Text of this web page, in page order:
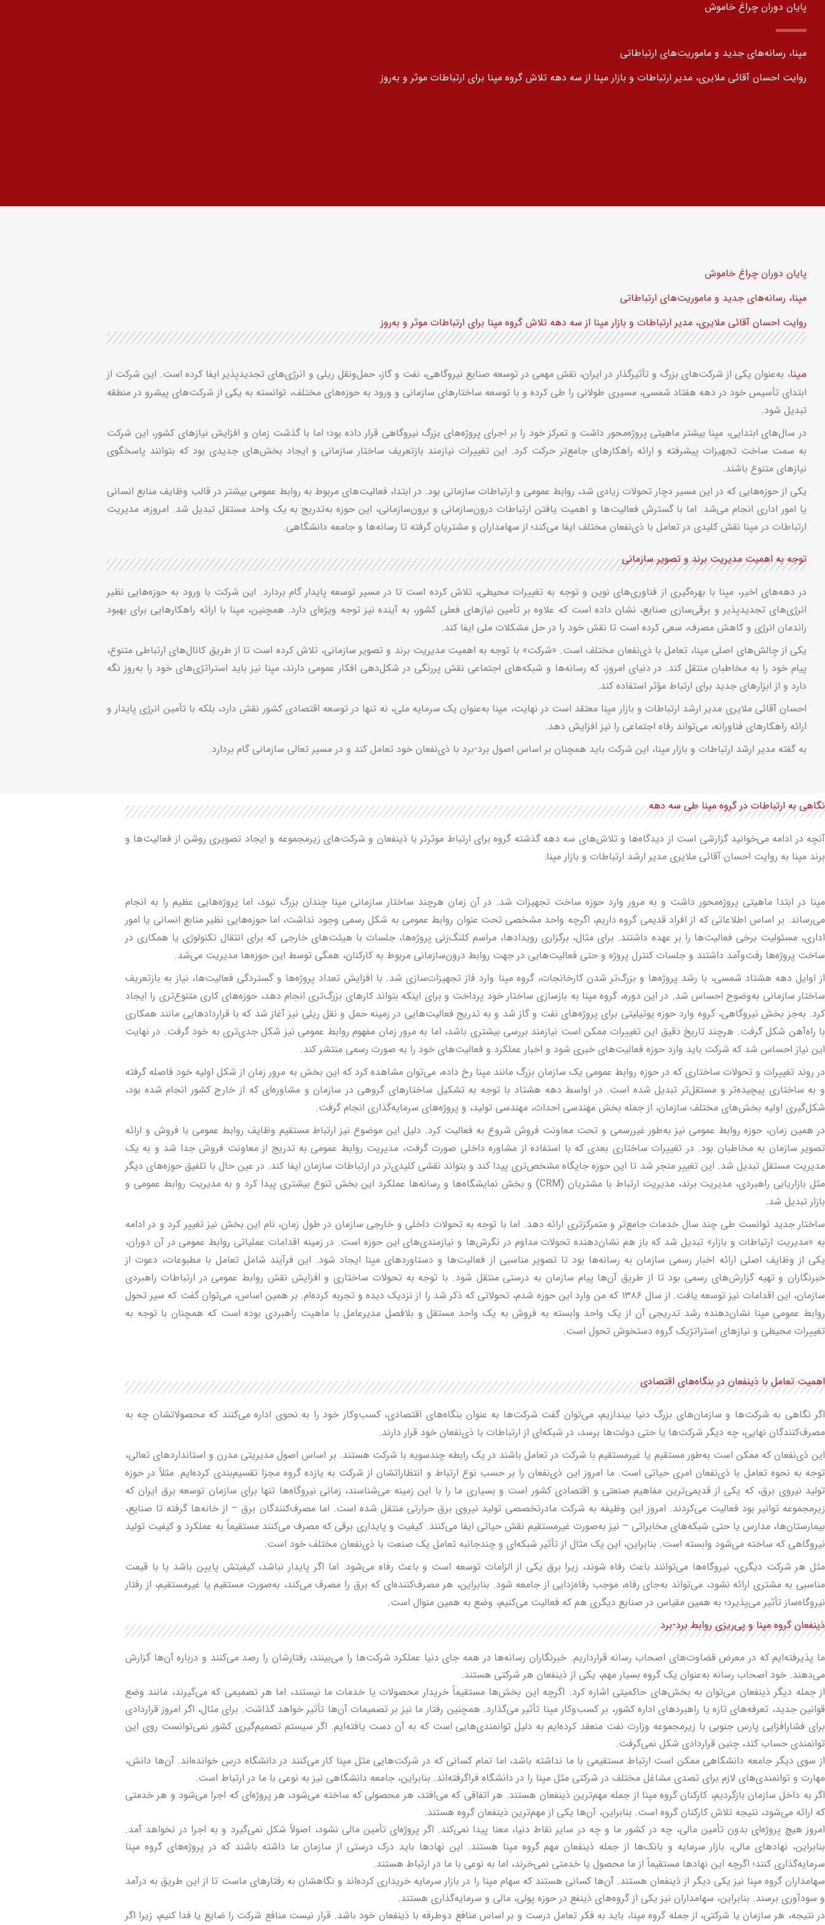
پایان دوران چراغ خاموش
مپنا، رسانه‌های جدید و ماموریت‌های ارتباطاتی
روایت احسان آقائی ملایری، مدیر ارتباطات و بازار مپنا از سه دهه تلاش گروه مپنا برای ارتباطات موثر و به‌روز
پایان دوران چراغ خاموش
مپنا، رسانه‌های جدید و ماموریت‌های ارتباطاتی
روایت احسان آقائی ملایری، مدیر ارتباطات و بازار مپنا از سه دهه تلاش گروه مپنا برای ارتباطات موثر و به‌روز
مپنا، به‌عنوان یکی از شرکت‌های بزرگ و تأثیرگذار در ایران، نقش مهمی در توسعه صنایع نیروگاهی، نفت و گاز، حمل‌ونقل ریلی و انرژی‌های تجدیدپذیر ایفا کرده است. این شرکت از
ابتدای تأسیس خود در دهه هفتاد شمسی، مسیری طولانی را طی کرده و با توسعه ساختارهای سازمانی و ورود به حوزه‌های مختلف، توانسته به یکی از شرکت‌های پیشرو در منطقه
تبدیل شود.
در سال‌های ابتدایی، مپنا بیشتر ماهیتی پروژه‌محور داشت و تمرکز خود را بر اجرای پروژه‌های بزرگ نیروگاهی قرار داده بود؛ اما با گذشت زمان و افزایش نیازهای کشور، این شرکت
به سمت ساخت تجهیزات پیشرفته و ارائه راهکارهای جامع‌تر حرکت کرد. این تغییرات نیازمند بازتعریف ساختار سازمانی و ایجاد بخش‌های جدیدی بود که بتوانند پاسخگوی
نیازهای متنوع باشند.
یکی از حوزه‌هایی که در این مسیر دچار تحولات زیادی شد، روابط عمومی و ارتباطات سازمانی بود. در ابتدا، فعالیت‌های مربوط به روابط عمومی بیشتر در قالب وظایف منابع انسانی
یا امور اداری انجام می‌شد. اما با گسترش فعالیت‌ها و اهمیت یافتن ارتباطات درون‌سازمانی و برون‌سازمانی، این حوزه به‌تدریج به یک واحد مستقل تبدیل شد. امروزه، مدیریت
ارتباطات در مپنا نقش کلیدی در تعامل با ذی‌نفعان مختلف ایفا می‌کند؛ از سهامداران و مشتریان گرفته تا رسانه‌ها و جامعه دانشگاهی.
توجه به اهمیت مدیریت برند و تصویر سازمانی
در دهه‌های اخیر، مپنا با بهره‌گیری از فناوری‌های نوین و توجه به تغییرات محیطی، تلاش کرده است تا در مسیر توسعه پایدار گام بردارد. این شرکت با ورود به حوزه‌هایی نظیر
انرژی‌های تجدیدپذیر و برقی‌سازی صنایع، نشان داده است که علاوه بر تأمین نیازهای فعلی کشور، به آینده نیز توجه ویژه‌ای دارد. همچنین، مپنا با ارائه راهکارهایی برای بهبود
راندمان انرژی و کاهش مصرف، سعی کرده است تا نقش خود را در حل مشکلات ملی ایفا کند.
یکی از چالش‌های اصلی مپنا، تعامل با ذی‌نفعان مختلف است. «شرکت» با توجه به اهمیت مدیریت برند و تصویر سازمانی، تلاش کرده است تا از طریق کانال‌های ارتباطی متنوع،
پیام خود را به مخاطبان منتقل کند. در دنیای امروز، که رسانه‌ها و شبکه‌های اجتماعی نقش پررنگی در شکل‌دهی افکار عمومی دارند، مپنا نیز باید استراتژی‌های خود را به‌روز نگه
دارد و از ابزارهای جدید برای ارتباط مؤثر استفاده کند.
احسان آقائی ملایری مدیر ارشد ارتباطات و بازار مپنا معتقد است در نهایت، مپنا به‌عنوان یک سرمایه ملی، نه تنها در توسعه اقتصادی کشور نقش دارد، بلکه با تأمین انرژی پایدار و
ارائه راهکارهای فناورانه، می‌تواند رفاه اجتماعی را نیز افزایش دهد.
به گفته مدیر ارشد ارتباطات و بازار مپنا، این شرکت باید همچنان بر اساس اصول برد-برد با ذی‌نفعان خود تعامل کند و در مسیر تعالی سازمانی گام بردارد.
نگاهی به ارتباطات در گروه مپنا طی سه دهه
آنچه در ادامه می‌خوانید گزارشی است از دیدگاه‌ها و تلاش‌های سه دهه گذشته گروه برای ارتباط موثرتر با ذینفعان و شرکت‌های زیرمجموعه و ایجاد تصویری روشن از فعالیت‌ها و
برند مپنا به روایت احسان آقائی ملایری مدیر ارشد ارتباطات و بازار مپنا:
مپنا در ابتدا ماهیتی پروژه‌محور داشت و به مرور وارد حوزه ساخت تجهیزات شد. در آن زمان هرچند ساختار سازمانی مپنا چندان بزرگ نبود، اما پروژه‌هایی عظیم را به انجام
می‌رساند. بر اساس اطلاعاتی که از افراد قدیمی گروه داریم، اگرچه واحد مشخصی تحت عنوان روابط عمومی به شکل رسمی وجود نداشت، اما حوزه‌هایی نظیر منابع انسانی یا امور
اداری، مسئولیت برخی فعالیت‌ها را بر عهده داشتند. برای مثال، برگزاری رویدادها، مراسم کلنگ‌زنی پروژه‌ها، جلسات با هیئت‌های خارجی که برای انتقال تکنولوژی یا همکاری در
ساخت پروژه‌ها رفت‌وآمد داشتند و جلسات کنترل پروژه و حتی فعالیت‌هایی در جهت روابط درون‌سازمانی مربوط به کارکنان، همگی توسط این حوزه‌ها مدیریت می‌شد.
از اوایل دهه هشتاد شمسی، با رشد پروژه‌ها و بزرگ‌تر شدن کارخانجات، گروه مپنا وارد فاز تجهیزات‌سازی شد. با افزایش تعداد پروژه‌ها و گستردگی فعالیت‌ها، نیاز به بازتعریف
ساختار سازمانی به‌وضوح احساس شد. در این دوره، گروه مپنا به بازسازی ساختار خود پرداخت و برای اینکه بتواند کارهای بزرگ‌تری انجام دهد، حوزه‌های کاری متنوع‌تری را ایجاد
کرد. به‌جز بخش نیروگاهی، گروه وارد حوزه یوتیلیتی برای پروژه‌های نفت و گاز شد و به تدریج فعالیت‌هایی در زمینه حمل و نقل ریلی نیز آغاز شد که با قراردادهایی مانند همکاری
با راه‌آهن شکل گرفت. هرچند تاریخ دقیق این تغییرات ممکن است نیازمند بررسی بیشتری باشد، اما به مرور زمان مفهوم روابط عمومی نیز شکل جدی‌تری به خود گرفت. در نهایت
این نیاز احساس شد که شرکت باید وارد حوزه فعالیت‌های خبری شود و اخبار عملکرد و فعالیت‌های خود را به صورت رسمی منتشر کند.
در روند تغییرات و تحولات ساختاری که در حوزه روابط عمومی یک سازمان بزرگ مانند مپنا رخ داده، می‌توان مشاهده کرد که این بخش به مرور زمان از شکل اولیه خود فاصله گرفته
و به ساختاری پیچیده‌تر و مستقل‌تر تبدیل شده است. در اواسط دهه هشتاد با توجه به تشکیل ساختارهای گروهی در سازمان و مشاوره‌ای که از خارج کشور انجام شده بود،
شکل‌گیری اولیه بخش‌های مختلف سازمان، از جمله بخش مهندسی احداث، مهندسی تولید، و پروژه‌های سرمایه‌گذاری انجام گرفت.
در همین زمان، حوزه روابط عمومی نیز به‌طور غیررسمی و تحت معاونت فروش شروع به فعالیت کرد. دلیل این موضوع نیز ارتباط مستقیم وظایف روابط عمومی با فروش و ارائه
تصویر سازمان به مخاطبان بود. در تغییرات ساختاری بعدی که با استفاده از مشاوره داخلی صورت گرفت، مدیریت روابط عمومی به تدریج از معاونت فروش جدا شد و به یک
مدیریت مستقل تبدیل شد. این تغییر منجر شد تا این حوزه جایگاه مشخص‌تری پیدا کند و بتواند نقشی کلیدی‌تر در ارتباطات سازمان ایفا کند. در عین حال با تلفیق حوزه‌های دیگر
مثل بازاریابی راهبردی، مدیریت برند، مدیریت ارتباط با مشتریان (CRM) و بخش نمایشگاه‌ها و رسانه‌ها عملکرد این بخش تنوع بیشتری پیدا کرد و به مدیریت روابط عمومی و
بازار تبدیل شد.
ساختار جدید توانست طی چند سال خدمات جامع‌تر و متمرکزتری ارائه دهد. اما با توجه به تحولات داخلی و خارجی سازمان در طول زمان، نام این بخش نیز تغییر کرد و در ادامه
به «مدیریت ارتباطات و بازار» تبدیل شد که باز هم نشان‌دهنده‌ تحولات مداوم در نگرش‌ها و نیازمندی‌های این حوزه است. در زمینه اقدامات عملیاتی روابط عمومی در آن دوران،
یکی از وظایف اصلی ارائه اخبار رسمی سازمان به رسانه‌ها بود تا تصویر مناسبی از فعالیت‌ها و دستاوردهای مپنا ایجاد شود. این فرآیند شامل تعامل با مطبوعات، دعوت از
خبرنگاران و تهیه گزارش‌های رسمی بود تا از طریق آن‌ها پیام سازمان به درستی منتقل شود. با توجه به تحولات ساختاری و افزایش نقش روابط عمومی در ارتباطات راهبردی
سازمان، این اقدامات نیز توسعه یافت. از سال ۱۳۸۶ که من وارد این حوزه شدم، تحولاتی که ذکر شد را از نزدیک دیده و تجربه کرده‌ام. بر همین اساس، می‌توان گفت که سیر تحول
روابط عمومی مپنا نشان‌دهنده رشد تدریجی آن از یک واحد وابسته به فروش به یک واحد مستقل و بلافصل مدیرعامل با ماهیت راهبردی بوده است که همچنان با توجه به
تغییرات محیطی و نیازهای استراتژیک گروه دستخوش تحول است.
اهمیت تعامل با ذینفعان در بنگاه‌های اقتصادی
اگر نگاهی به شرکت‌ها و سازمان‌های بزرگ دنیا بیندازیم، می‌توان گفت شرکت‌ها به عنوان بنگاه‌های اقتصادی، کسب‌وکار خود را به نحوی اداره می‌کنند که محصولاتشان چه به
مصرف‌کنندگان نهایی، چه دیگر شرکت‌ها یا حتی دولت‌ها برسد، در شبکه‌ای از ارتباطات با ذی‌نفعان خود قرار دارند.
این ذی‌نفعان که ممکن است به‌طور مستقیم یا غیرمستقیم با شرکت در تعامل باشند در یک رابطه چندسویه با شرکت هستند. بر اساس اصول مدیریتی مدرن و استانداردهای تعالی،
توجه به نحوه تعامل با ذی‌نفعان امری حیاتی است. ما امروز این ذی‌نفعان را بر حسب نوع ارتباط و انتظاراتشان از شرکت به یازده گروه مجزا تقسیم‌بندی کرده‌ایم. مثلاً در حوزه
تولید نیروی برق، که یکی از قدیمی‌ترین مفاهیم صنعتی و اقتصادی کشور است و بسیاری ما را با این زمینه می‌شناسند، زمانی نیروگاه‌ها تنها برای سازمان توسعه برق ایران که
زیرمجموعه توانیر بود فعالیت می‌کردند. امروز این وظیفه به شرکت مادرتخصصی تولید نیروی برق حرارتی منتقل شده است. اما مصرف‌کنندگان برق – از خانه‌ها گرفته تا صنایع،
بیمارستان‌ها، مدارس یا حتی شبکه‌های مخابراتی – نیز به‌صورت غیرمستقیم نقش حیاتی ایفا می‌کنند. کیفیت و پایداری برقی که مصرف می‌کنند مستقیماً به عملکرد و کیفیت تولید
نیروگاهی که ساخته می‌شود وابسته است. بنابراین، این یک مثال از تأثیر شبکه‌ای و چندجانبه تعامل یک صنعت با ذی‌نفعان مختلف خود است.
مثل هر شرکت دیگری، نیروگاه‌ها می‌توانند باعث رفاه شوند، زیرا برق یکی از الزامات توسعه است و باعث رفاه می‌شود. اما اگر پایدار نباشد، کیفیتش پایین باشد یا با قیمت
مناسبی به مشتری ارائه نشود، می‌تواند به‌جای رفاه، موجب رفاه‌زدایی از جامعه شود. بنابراین، هر مصرف‌کننده‌ای که برق را مصرف می‌کند، به‌صورت مستقیم یا غیرمستقیم، از رفتار
نیروگاه‌ساز تأثیر می‌پذیرد؛ به همین مقیاس در صنایع دیگری هم که فعالیت می‌کنیم، وضع به همین منوال است.
ذینفعان گروه مپنا و پی‌ریزی روابط برد-برد
ما پذیرفته‌ایم که در معرض قضاوت‌های اصحاب رسانه قرارداریم. خبرنگاران رسانه‌ها در همه جای دنیا عملکرد شرکت‌ها را می‌بینند، رفتارشان را رصد می‌کنند و درباره آن‌ها گزارش
می‌دهند. خود اصحاب رسانه به‌عنوان یک گروه بسیار مهم، یکی از ذینفعان هر شرکتی هستند.
از جمله دیگر ذینفعان می‌توان به بخش‌های حاکمیتی اشاره کرد. اگرچه این بخش‌ها مستقیماً خریدار محصولات یا خدمات ما نیستند، اما هر تصمیمی که می‌گیرند، مانند وضع
قوانین جدید، تعرفه‌های تازه یا راهبردهای اداره کشور، بر کسب‌وکار مپنا تأثیر می‌گذارد. همچنین رفتار ما نیز بر تصمیمات آن‌ها تأثیر خواهد گذاشت. برای مثال، اگر امروز قراردادی
برای فشارافزایی پارس جنوبی با زیرمجموعه وزارت نفت منعقد کرده‌ایم به دلیل توانمندی‌هایی است که به آن دست یافته‌ایم. اگر سیستم تصمیم‌گیری کشور نمی‌توانست روی این
توانمندی حساب کند، چنین قراردادی شکل نمی‌گرفت.
از سوی دیگر جامعه دانشگاهی ممکن است ارتباط مستقیمی با ما نداشته باشد، اما تمام کسانی که در شرکت‌هایی مثل مپنا کار می‌کنند در دانشگاه درس خوانده‌اند. آن‌ها دانش،
مهارت و توانمندی‌های لازم برای تصدی مشاغل مختلف در شرکتی مثل مپنا را در دانشگاه فراگرفته‌اند. بنابراین، جامعه دانشگاهی نیز به نوعی با ما در ارتباط است.
اگر به داخل سازمان بازگردیم، کارکنان گروه مپنا از جمله مهم‌ترین ذینفعان هستند. هر اتفاقی که می‌افتد، هر محصولی که ساخته می‌شود، هر پروژه‌ای که اجرا می‌شود و هر خدمتی
که ارائه می‌شود، نتیجه تلاش کارکنان گروه است. بنابراین، آن‌ها یکی از مهم‌ترین ذینفعان گروه هستند.
امروز هیچ پروژه‌ای بدون تأمین مالی، چه در کشور ما و چه در سایر نقاط دنیا، معنا پیدا نمی‌کند. اگر پروژه‌ای تأمین مالی نشود، اصولاً شکل نمی‌گیرد و به اجرا در نخواهد آمد.
بنابراین، نهادهای مالی، بازار سرمایه و بانک‌ها از جمله ذینفعان مهم گروه مپنا هستند. این نهادها باید درک درستی از سازمان ما داشته باشند که در پروژه‌های گروه مپنا
سرمایه‌گذاری کنند؛ اگرچه این نهادها مستقیماً از ما محصول یا خدمتی نمی‌خرند، اما به نوعی با ما در ارتباط هستند.
سهامداران گروه مپنا نیز یکی دیگر از ذینفعان هستند. آن‌ها کسانی هستند که سهام مپنا را در بازار سرمایه خریداری کرده‌اند و نگاهشان به رفتارهای ماست تا از این طریق به درآمد
و سودآوری برسند. بنابراین، سهامداران نیز یکی از گروه‌های ذینفع در حوزه پولی، مالی و سرمایه‌گذاری هستند.
در نتیجه، هر سازمان یا شرکتی، از جمله گروه مپنا، باید به فکر تعامل درست و بر اساس منافع دوطرفه با ذینفعان خود باشد. قرار نیست منافع شرکت را ضایع یا فدا کنیم، زیرا اگر